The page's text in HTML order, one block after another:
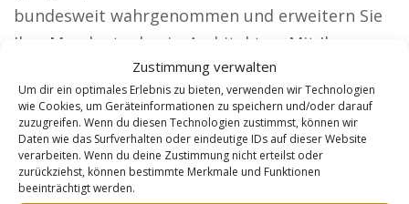
Zustimmung verwalten
Um dir ein optimales Erlebnis zu bieten, verwenden wir Technologien
wie Cookies, um Geräteinformationen zu speichern und/oder darauf
zuzugreifen. Wenn du diesen Technologien zustimmst, können wir
Daten wie das Surfverhalten oder eindeutige IDs auf dieser Website
verarbeiten. Wenn du deine Zustimmung nicht erteilst oder
zurückziehst, können bestimmte Merkmale und Funktionen
beeinträchtigt werden.
bundesweit wahrgenommen und erweitern Sie
Ihre Mandantenbasis. Architekten: Mit Ihren
Projekten überzeugen und neue Bauherren
gewinnen.
Steuerberater: Lassen Sie Ihre Steuerlösungen
von Firmen und Privatpersonen finden.
Sicherheitsdienste: Erreichen Sie Unternehmen